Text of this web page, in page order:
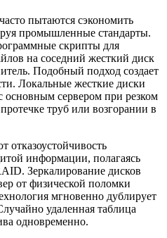
пытаются сэкономить
промышленные стандарты.
скрипты для
на соседний жесткий диск
Подобный подход создает
Локальные жесткие диски
основным сервером при резком
труб или возгорании в
отказоустойчивость
информации, полагаясь
Зеркалирование дисков
от физической поломки
мгновенно дублирует
удаленная таблица
одновременно.